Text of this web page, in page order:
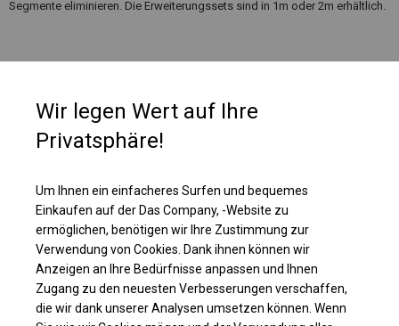
Segmente eliminieren. Die Erweiterungssets sind in 1m oder 2m erhältlich.
Einzelheiten ansehen
Wir legen Wert auf Ihre
Privatsphäre!
Um Ihnen ein einfacheres Surfen und bequemes
Einkaufen auf der Das Company, -Website zu
ermöglichen, benötigen wir Ihre Zustimmung zur
Verwendung von Cookies. Dank ihnen können wir
Anzeigen an Ihre Bedürfnisse anpassen und Ihnen
Zugang zu den neuesten Verbesserungen verschaffen,
die wir dank unserer Analysen umsetzen können. Wenn